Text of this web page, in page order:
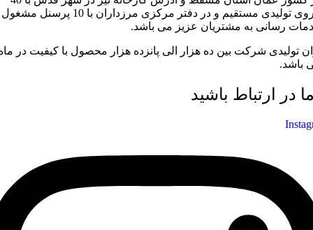
نیروی تولیدی مستقیم و در دفتر مرکزی مرزداران با 10 پرسنل مشغول
رسانی به مشتریان عزیز می باشد.
تولیدی شرکت بین ده هزار الی پانزده هزار محصول با کیفیت در
باشد.
در ارتباط باشید